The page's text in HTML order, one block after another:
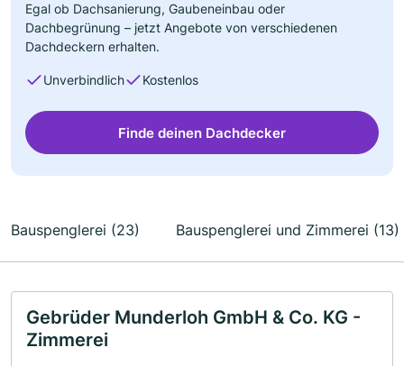
Egal ob Dachsanierung, Gaubeneinbau oder
Dachbegrünung – jetzt Angebote von verschiedenen
Dachdeckern erhalten.
Unverbindlich Kostenlos
Finde deinen Dachdecker
Bauspenglerei (23) Bauspenglerei und Zimmerei (13)
Gebrüder Munderloh GmbH & Co. KG -
Zimmerei